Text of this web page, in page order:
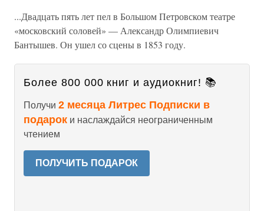
...Двадцать пять лет пел в Большом Петровском театре
«московский соловей» — Александр Олимпиевич
Бантышев. Он ушел со сцены в 1853 году.
Более 800 000 книг и аудиокниг! 📚
Получи 2 месяца Литрес Подписки в
подарок и наслаждайся неограниченным
чтением
ПОЛУЧИТЬ ПОДАРОК